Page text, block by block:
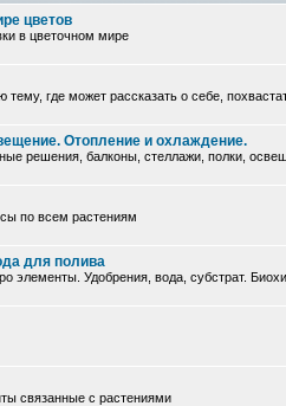
цветов
в цветочном мире
тему, где может рассказать о себе,
Отопление и охлаждение.
решения, балконы, стеллажи, полки,
по всем растениям
для полива
элементы. Удобрения, вода, субстрат.
связанные с растениями